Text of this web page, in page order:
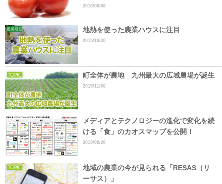
2016/06/08
地熱を使った農業ハウスに注目
2015/10/30
町全体が農地 九州最大の広域農場が誕生
2015/11/06
メディアとテクノロジーの進化で変化を続
ける「食」のカオスマップを公開！
2019/09/20
地域の農業の今が見られる「RESAS（リ
ーサス）」